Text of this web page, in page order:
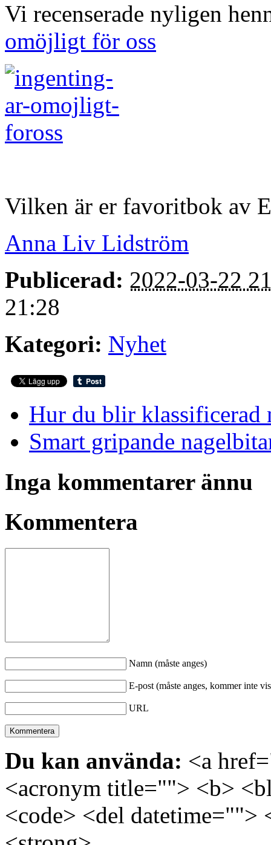
Vi recenserade nyligen
omöjligt för oss
Vilken är er favoritbok av
Anna Liv Lidström
Publicerad: 2022-03-22
21:28
Kategori: Nyhet
Hur du blir klassificerad
Smart gripande
Inga kommentarer ännu
Kommentera
Namn (måste anges)
E-post (måste anges, kommer inte
URL
Du kan använda: <a
<acronym title=""> <b>
<code> <del